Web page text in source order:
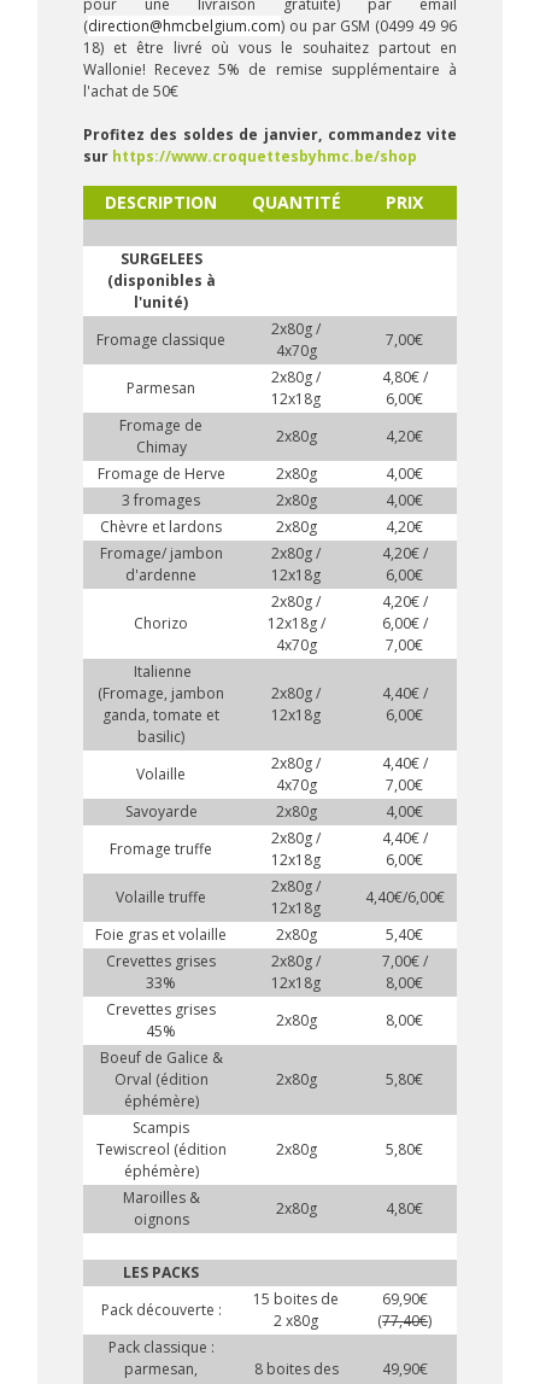
(direction@hmcbelgium.com) ou par GSM (0499 49 96
18) et être livré où vous le souhaitez partout en
Wallonie! Recevez 5% de remise supplémentaire à
l'achat de 50€
Profitez des soldes de janvier, commandez vite
sur https://www.croquettesbyhmc.be/shop
DESCRIPTION QUANTITÉ PRIX
SURGELEES
(disponibles à
l'unité)
Fromage classique
2x80g /
4x70g
7,00€
Parmesan
2x80g /
12x18g
4,80€ /
6,00€
Fromage de
Chimay
2x80g
4,20€
Fromage de Herve
2x80g
4,00€
3 fromages
2x80g
4,00€
Chèvre et lardons
2x80g
4,20€
Fromage/ jambon
d'ardenne
2x80g /
12x18g
4,20€ /
6,00€
Chorizo
2x80g /
12x18g /
4x70g
4,20€ /
6,00€ /
7,00€
Italienne
(Fromage, jambon
ganda, tomate et
basilic)
2x80g /
12x18g
4,40€ /
6,00€
Volaille
2x80g /
4x70g
4,40€ /
7,00€
Savoyarde
2x80g
4,00€
Fromage truffe
2x80g /
12x18g
4,40€ /
6,00€
Volaille truffe
2x80g /
12x18g
4,40€/6,00€
Foie gras et volaille
2x80g
5,40€
Crevettes grises
33%
2x80g /
12x18g
7,00€ /
8,00€
Crevettes grises
45%
2x80g
8,00€
Boeuf de Galice &
Orval (édition
éphémère)
2x80g 5,80€
Scampis
Tewiscreol (édition
éphémère)
2x80g 5,80€
Maroilles &
oignons
2x80g 4,80€
LES PACKS
Pack découverte :
15 boites de
2 x80g
69,90€
(77,40€)
Pack classique :
parmesan,
8 boites des
49,90€